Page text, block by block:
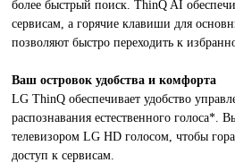
более быстрый поиск. ThinQ AI
сервисам, а горячие клавиши для
позволяют быстро переходить к
Ваш островок удобства и комфорта
LG ThinQ обеспечивает удобство
распознавания естественного голоса*.
телевизором LG HD голосом, чтобы
доступ к сервисам.